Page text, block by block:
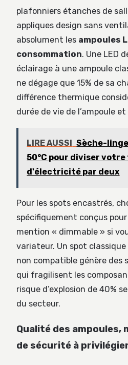
plafonniers étanches de
appliques design sans
absolument les ampoules
consommation. Une LED
éclairage à une ampoule
ne dégage que 15% de sa
différence thermique
durée de vie de l’ampoule
LIRE AUSSI
Sèche-
50°C pour diviser
d'électricité par deux
Pour les spots encastrés,
spécifiquement conçus
mention « dimmable » si
variateur. Un spot
non compatible génère des
qui fragilisent les
risque d’explosion de 40%
du secteur.
Qualité des ampoules,
de sécurité à